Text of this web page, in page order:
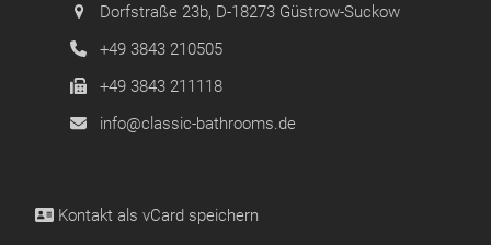
Dorfstraße 23b, D-18273 Güstrow-Suckow
+49 3843 210505
+49 3843 211118
info@classic-bathrooms.de
Kontakt alsvCard speichern